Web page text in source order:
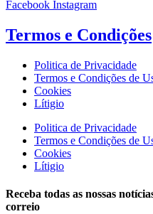
Facebook Instagram
Termos e Condições
Politica de Privacidade
Termos e Condições de
Cookies
Lítigio
Politica de Privacidade
Termos e Condições de
Cookies
Lítigio
Receba todas as nossas
correio